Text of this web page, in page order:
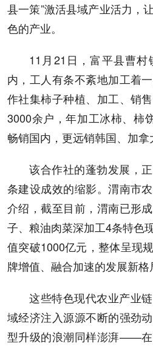
县一策”激活县域产业活力，
色的产业。
11月21日，富平县曹
内，工人有条不紊地加工着
作社集柿子种植、加工、销
3000余户，年加工冰柿、柿
畅销国内，更远销韩国、加拿
该合作社的蓬勃发展，
条建设成效的缩影。渭南市
介绍，截至目前，渭南已形
子、粮油肉菜深加工4条特色
值突破1000亿元，整体呈现
牌增值、融合加速的发展新格
这些特色现代农业产业
域经济注入源源不断的强劲
型升级的浪潮同样澎湃——